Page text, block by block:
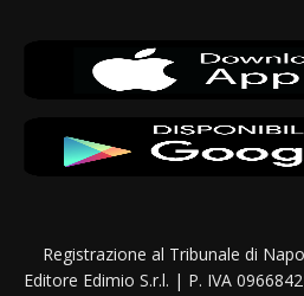
Registrazione al Tribunale di
Editore Edimio S.r.l. | P. IVA